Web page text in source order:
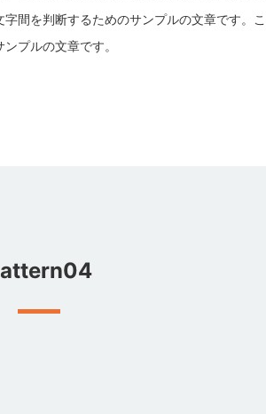
字間を判断するためのサンプルの文章です。
プルの文章です。